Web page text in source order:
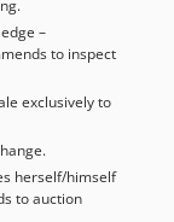
de operação: 1
mm - Curso:
- Placa da
200 mm -
do cilindro
mm/s -
de
Número de
290 bar -
–
to inspect
exclusively to
herself/himself
to auction